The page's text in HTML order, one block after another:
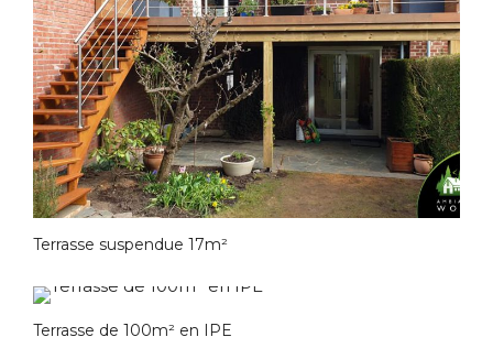
Terrasse suspendue 17m²
Terrasse de 100m² en IPE